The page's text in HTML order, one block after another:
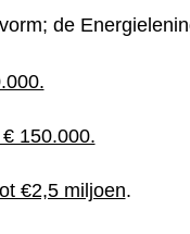
de
150.000.
€2,5 miljoen.